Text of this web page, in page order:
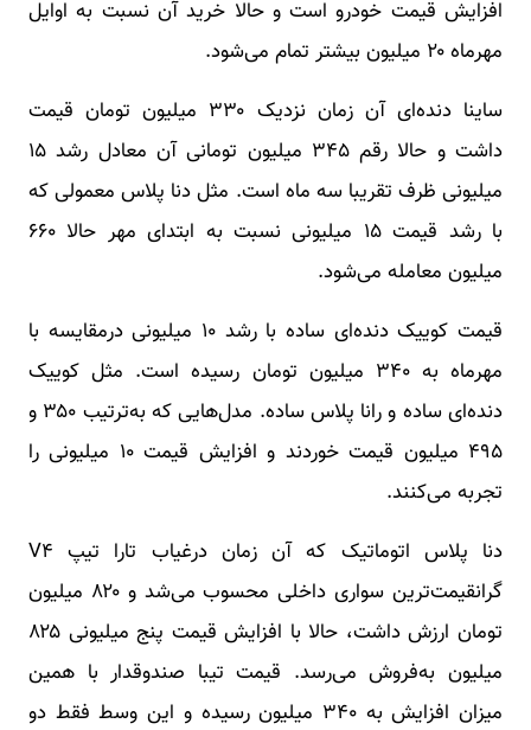
افزایش قیمت خودرو است و حالا خرید آن نسبت به اوایل
مهرماه ۲۰ میلیون بیشتر تمام می‌شود.
ساینا دنده‌ای آن زمان نزدیک ۳۳۰ میلیون تومان قیمت
داشت و حالا رقم ۳۴۵ میلیون تومانی آن معادل رشد ۱۵
میلیونی ظرف تقریبا سه ماه است. مثل دنا پلاس معمولی که
با رشد قیمت ۱۵ میلیونی نسبت به ابتدای مهر حالا ۶۶۰
میلیون معامله می‌شود.
قیمت کوییک دنده‌ای ساده با رشد ۱۰ میلیونی درمقایسه با
مهرماه به ۳۴۰ میلیون تومان رسیده است. مثل کوییک
دنده‌ای ساده و رانا پلاس ساده. مدل‌هایی که به‌ترتیب ۳۵۰ و
۴۹۵ میلیون قیمت خوردند و افزایش قیمت ۱۰ میلیونی را
تجربه می‌کنند.
دنا پلاس اتوماتیک که آن زمان درغیاب تارا تیپ V۴
گرانقیمت‌ترین سواری داخلی محسوب می‌شد و ۸۲۰ میلیون
تومان ارزش داشت، حالا با افزایش قیمت پنج میلیونی ۸۲۵
میلیون به‌فروش می‌رسد. قیمت تیبا صندوقدار با همین
میزان افزایش به ۳۴۰ میلیون رسیده و این وسط فقط دو